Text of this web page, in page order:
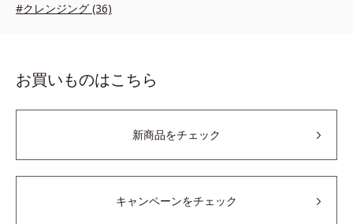
#クレンジング (36)
お買いものはこちら
新商品をチェック
キャンペーンをチェック